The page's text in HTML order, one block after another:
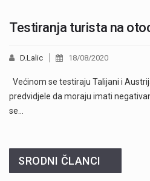
Testiranja turista na
D.Lalic 18/08/2020
Većinom se testiraju Talijani i
predvidjele da moraju imati
se…
SRODNI ČLANCI